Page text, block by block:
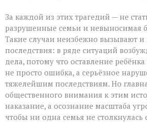
За каждой из этих трагедий — не
разрушенные семьи и невыносимая
Такие случаи неизбежно вызывают и
последствия: в ряде ситуаций
дела, потому что оставление
не просто ошибка, а серьёзное
тяжелейшим последствиям. Но
общественного внимания к этим
наказание, а осознание масштаба
чтобы ни одна семья не